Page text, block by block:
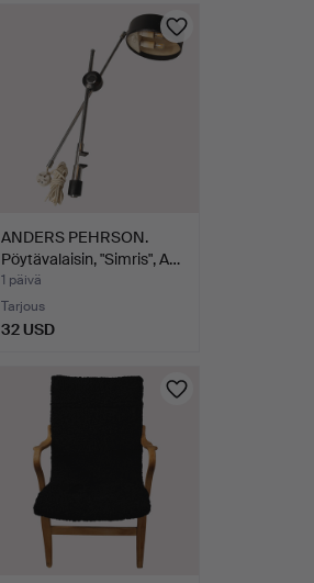
ANDERS PEHRSON.
Pöytävalaisin, "Simris", A…
1 päivä
Tarjous
32 USD